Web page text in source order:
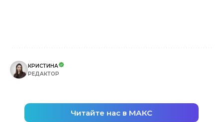
КРИСТИНА
РЕДАКТОР
Читайте нас в МАКС